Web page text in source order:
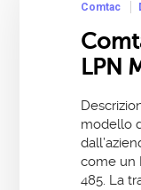
Comtac
LPN
modello
come un
485. La